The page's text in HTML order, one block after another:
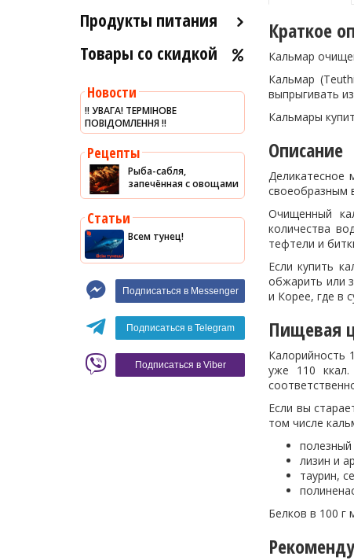
Продукты питания
Оливковое масло
Уксус
Сыры
Соусы
Сладости
Рис
Оливки
Мясные изделия
Вино
Белое вино
Красное вино
Кофе
Blaser
Товары со скидкой
Новости
‼️ УВАГА! ТЕРМІНОВЕ
ПОВІДОМЛЕННЯ ‼️
Рецепты
Рыба-сабля,
запечённая с овощами
Статьи
Всем тунец!
Подписаться в Messenger
Подписаться в Telegram
Подписаться в Viber
Краткое
Кальмар
Кальмар
выпрыгивать
Кальмары
Описание
Деликатесное
своеобразным
Очищенный
количества
тефтели и
Если купить
обжарить или
и Корее, где в
Пищевая
Калорийность
уже 110
Если вы
том числе
полезный
лизин и
таурин,
Белков в 100 г